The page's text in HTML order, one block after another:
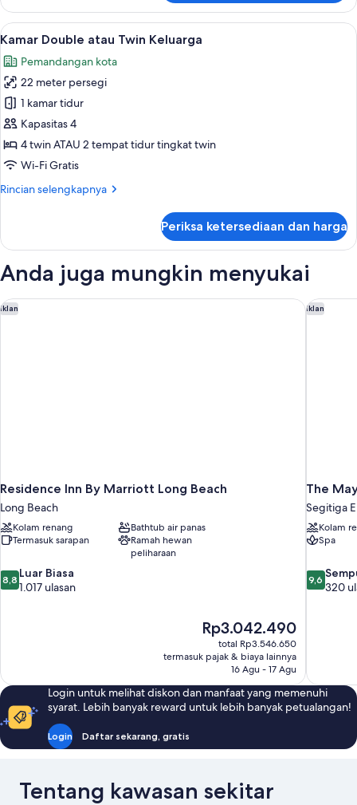
Kamar
Double
atau
Premium
Lihat
semua
foto
untuk
Kamar
Double
atau
Twin
Kamar Double atau Twin Keluarga |
3
Kamar Double atau Twin Keluarga
Pemandangan kota
22 meter persegi
1 kamar tidur
Kapasitas 4
4 twin ATAU 2 tempat tidur tingkat twin
Wi-Fi Gratis
Rincian selengkapnya
Rincian
Kamar
atau
Keluarga
Periksa ketersediaan dan harga
Anda juga mungkin menyukai
Iklan
Residence Inn By Marriott Long Beach
Long Beach
Kolam renang
Bathtub air panas
Termasuk sarapan
Ramah hewan
peliharaan
8.8
dari
8,8 Luar Biasa
1.017 ulasan
Harga
sekarang
Rp3.042.490
Rp3.042.490
total Rp3.546.650
termasuk pajak & biaya lainnya
16 Agu - 17 Agu
Residence Inn By Marriott Long Beach Iklan
The
Segitiga
Kolam
Spa
9.6
dari
9,6
320
The
Login untuk melihat diskon dan manfaat yang memenuhi
syarat. Lebih banyak reward untuk lebih banyak petualangan!
Login Daftar sekarang, gratis
Tentang kawasan sekitar